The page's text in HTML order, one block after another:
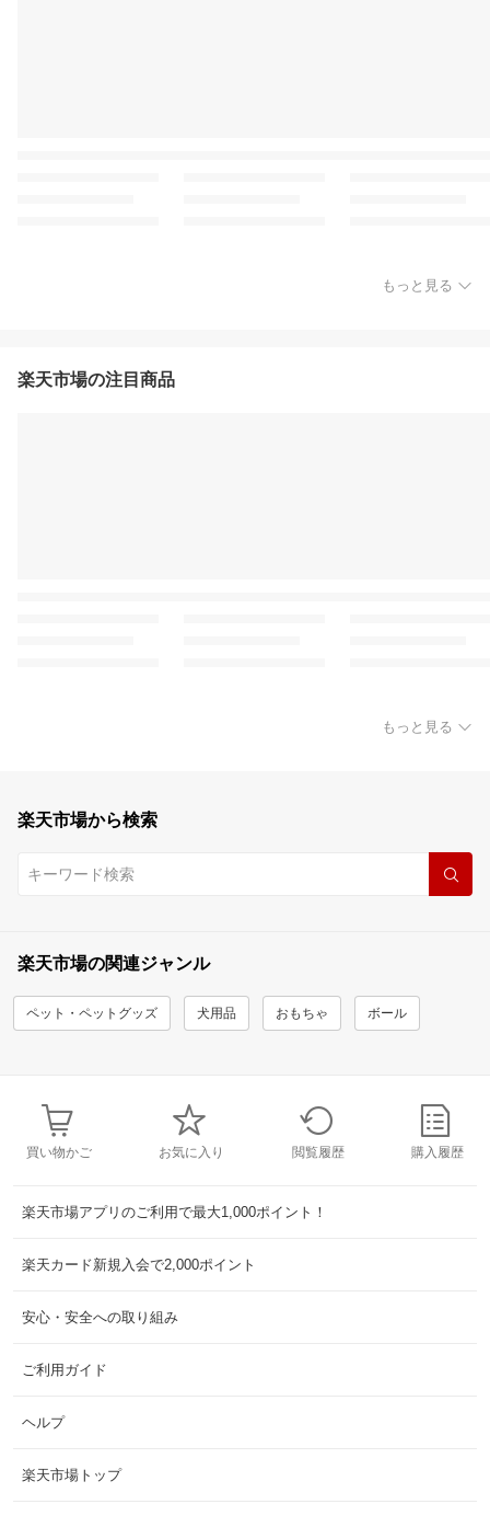
もっと見る
楽天市場の注目商品
もっと見る
楽天市場から検索
楽天市場の関連ジャンル
ペット・ペットグッズ 犬用品 おもちゃ ボール
買い物かご お気に入り 閲覧履歴 購入履歴
楽天市場アプリのご利用で最大1,000ポイント！
楽天カード新規入会で2,000ポイント
安心・安全への取り組み
ご利用ガイド
ヘルプ
楽天市場トップ